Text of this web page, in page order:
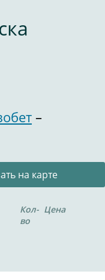
–
на карте
Кол-
во
Цена